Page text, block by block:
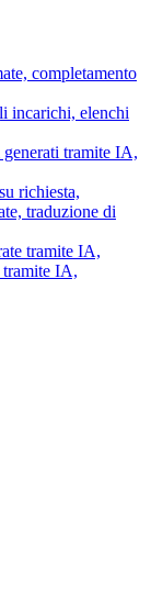
completamento
incarichi, elenchi
tramite IA,
richiesta,
traduzione di
tramite IA,
tramite IA,